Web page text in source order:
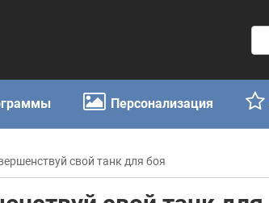
о
с
к
:
Персонализация
свой танк для боя